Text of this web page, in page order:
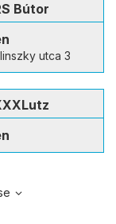
Bútor
utca 3